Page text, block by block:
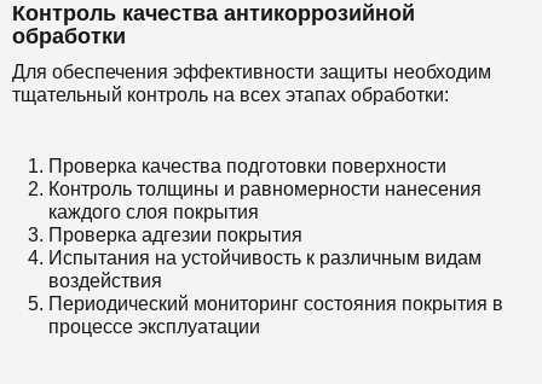
Контроль качества антикоррозийной
обработки
Для обеспечения эффективности защиты необходим
тщательный контроль на всех этапах обработки:
Проверка качества подготовки поверхности
Контроль толщины и равномерности нанесения
каждого слоя покрытия
Проверка адгезии покрытия
Испытания на устойчивость к различным видам
воздействия
Периодический мониторинг состояния покрытия в
процессе эксплуатации